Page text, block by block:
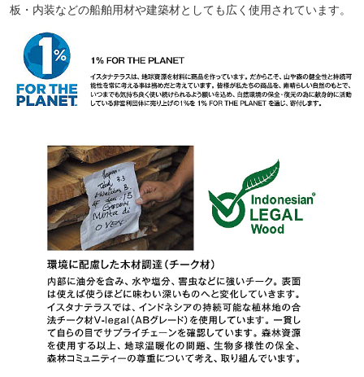
板・内装などの船舶用材や建築材としても広く使用されています。